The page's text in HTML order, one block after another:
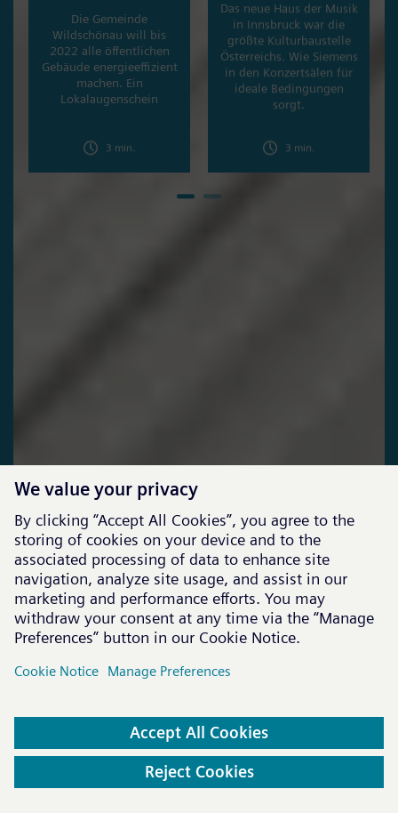
Die Gemeinde
Wildschönau will bis
2022 alle öffentlichen
Gebäude energieeffizient
machen. Ein
Lokalaugenschein
3 min.
Das neue Haus der Musik
in Innsbruck war die
größte Kulturbaustelle
Österreichs. Wie Siemens
in den Konzertsälen für
ideale Bedingungen
sorgt.
3 min.